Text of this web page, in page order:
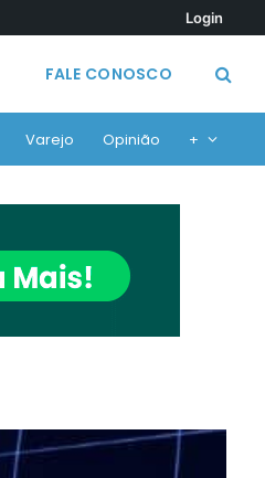
Login
FALE CONOSCO
Varejo Opinião +